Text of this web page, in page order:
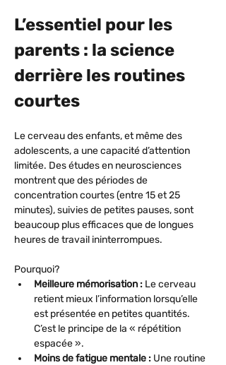
L’essentiel pour les
parents : la science
derrière les routines
courtes
Le cerveau des enfants, et même des
adolescents, a une capacité d’attention
limitée. Des études en neurosciences
montrent que des périodes de
concentration courtes (entre 15 et 25
minutes), suivies de petites pauses, sont
beaucoup plus efficaces que de longues
heures de travail ininterrompues.
Pourquoi?
Meilleure mémorisation : Le cerveau
retient mieux l’information lorsqu’elle
est présentée en petites quantités.
C’est le principe de la « répétition
espacée ».
Moins de fatigue mentale : Une routine